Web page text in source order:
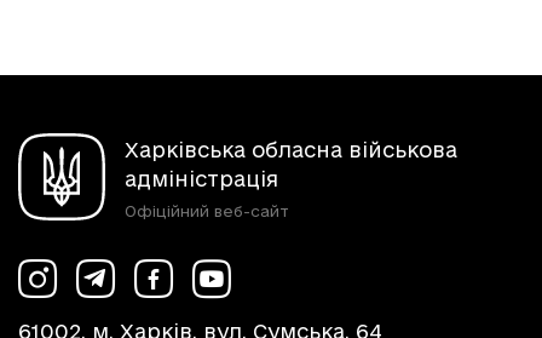
Харківська обласна військова
адміністрація
Офіційний веб-сайт
61002, м. Харків, вул. Сумська, 64